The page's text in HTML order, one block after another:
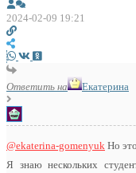
2024-02-09 19:21
Ответить на Екатерина
@ekaterina-gomenyuk Но
Я знаю нескольких